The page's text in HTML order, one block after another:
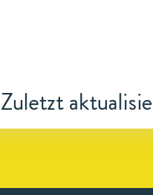
Zuletzt